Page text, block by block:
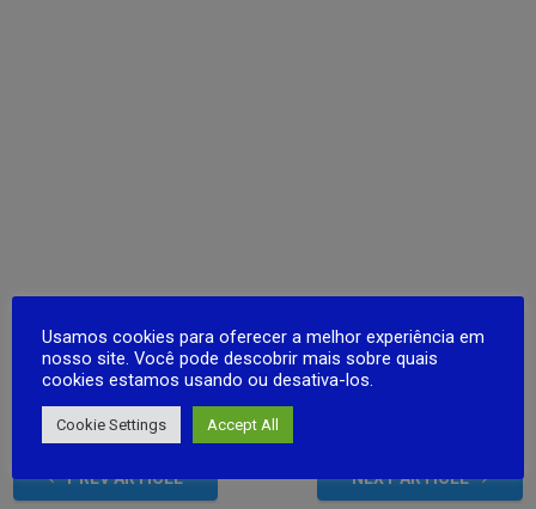
Post Views:59
PREV ARTICLE NEXT ARTICLE
Usamos cookies para oferecer a melhor experiência em
nosso site. Você pode descobrir mais sobre quais
cookies estamos usando ou desativa-los.
Cookie Settings Accept All